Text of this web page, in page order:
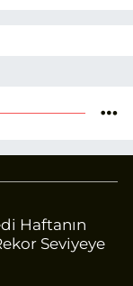
Haftanın
Seviyeye